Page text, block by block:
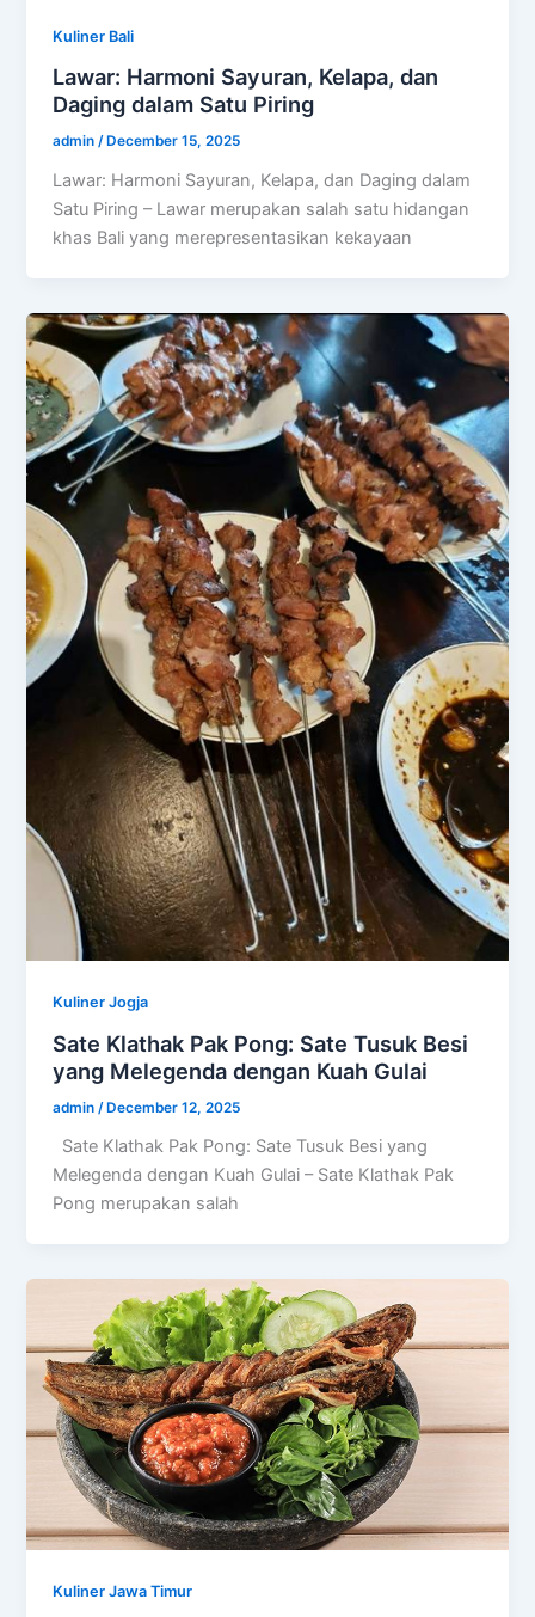
Kuliner Bali
Lawar: Harmoni Sayuran, Kelapa, dan
Daging dalam Satu Piring
admin/ December 15, 2025
Lawar: Harmoni Sayuran, Kelapa, dan Daging dalam
Satu Piring – Lawar merupakan salah satu hidangan
khas Bali yang merepresentasikan kekayaan
Kuliner Jogja
Sate Klathak Pak Pong: Sate Tusuk Besi
yang Melegenda dengan Kuah Gulai
admin /December 12, 2025
Sate Klathak Pak Pong: Sate Tusuk Besi yang
Melegenda dengan Kuah Gulai – Sate Klathak Pak
Pong merupakan salah
Kuliner Jawa Timur